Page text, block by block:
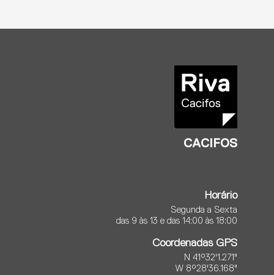
CACIFOS
Horário
Segunda a Sexta
das 9 às 13 e das 14:00 às 18:00
Coordenadas GPS
N 41°32'1.271"
W 8°28'36.168"